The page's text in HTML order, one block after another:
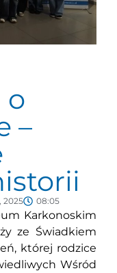
o
–
2025 08:05
Karkonoskim
ze Świadkiem
której rodzice
Wśród